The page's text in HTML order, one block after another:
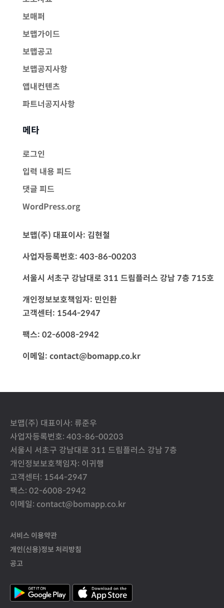
보매퍼
보맵가이드
보맵공고
보맵공지사항
앱내컨텐츠
파트너공지사항
메타
로그인
입력 내용 피드
댓글 피드
WordPress.org
보맵(주) 대표이사: 김현철
사업자등록번호: 403-86-00203
서울시 서초구 강남대로 311 드림플러스 강남 7층 715호
개인정보보호책임자: 민인환
고객센터: 1544-2947
팩스: 02-6008-2942
이메일: contact@bomapp.co.kr
보맵(주) 대표이사: 류준우
사업자등록번호: 403-86-00203
서울시 서초구 강남대로 311 드림플러스 강남 7층
개인정보보호책임자: 이귀행
고객센터: 1544-2947
팩스: 02-6008-2942
이메일: contact@bomapp.co.kr
서비스 이용약관
개인(신용)정보 처리방침
공고